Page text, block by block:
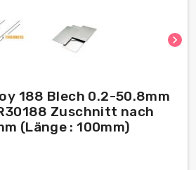
chevron_right
188 Blech 0.2-50.8mm
Zuschnitt nach
(Länge : 100mm)